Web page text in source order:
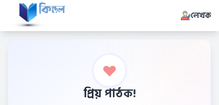
লেখক
প্রিয় পাঠক!